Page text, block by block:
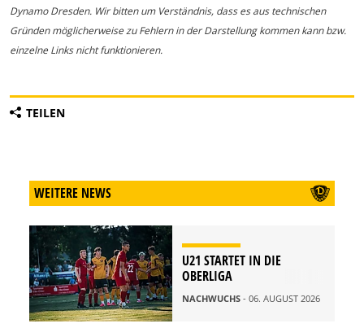
Dynamo Dresden. Wir bitten um Verständnis, dass es aus technischen
Gründen möglicherweise zu Fehlern in der Darstellung kommen kann bzw.
einzelne Links nicht funktionieren.
TEILEN
WEITERE NEWS
U21 STARTET IN DIE
OBERLIGA
NACHWUCHS - 06. AUGUST 2026